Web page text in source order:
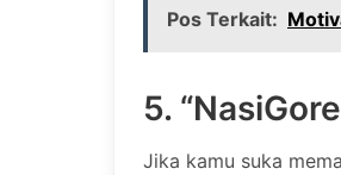
Pos Terkait:
5.
Jika kamu suka